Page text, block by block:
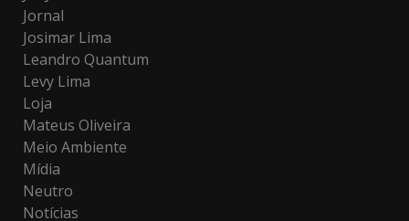
Jornal
Josimar Lima
Leandro Quantum
Levy Lima
Loja
Mateus Oliveira
Meio Ambiente
Mídia
Neutro
Notícias